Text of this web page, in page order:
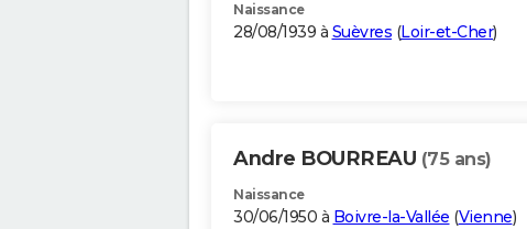
Naissance
28/08/1939 à Suèvres (Loir-et-Cher)
Andre BOURREAU (75 ans)
Naissance
30/06/1950 à Boivre-la-Vallée (Vienne)